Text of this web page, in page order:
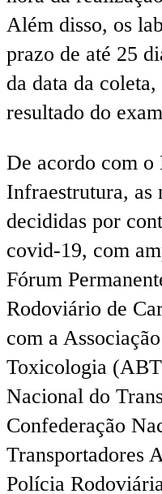
Além disso, os
prazo de até 25
da data da
resultado do
De acordo com
Infraestrutura, as
decididas por
covid-19, com
Fórum
Rodoviário de
com a
Toxicologia
Nacional do
Confederação
Transportadores
Polícia